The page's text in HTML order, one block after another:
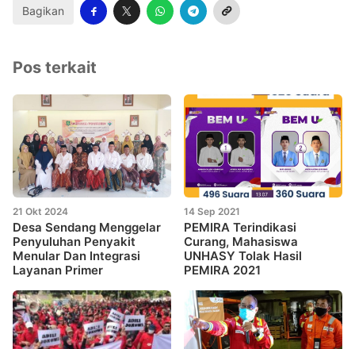
Bagikan
Pos terkait
21 Okt 2024
Desa Sendang Menggelar
Penyuluhan Penyakit
Menular Dan Integrasi
Layanan Primer
14 Sep 2021
PEMIRA Terindikasi
Curang, Mahasiswa
UNHASY Tolak Hasil
PEMIRA 2021